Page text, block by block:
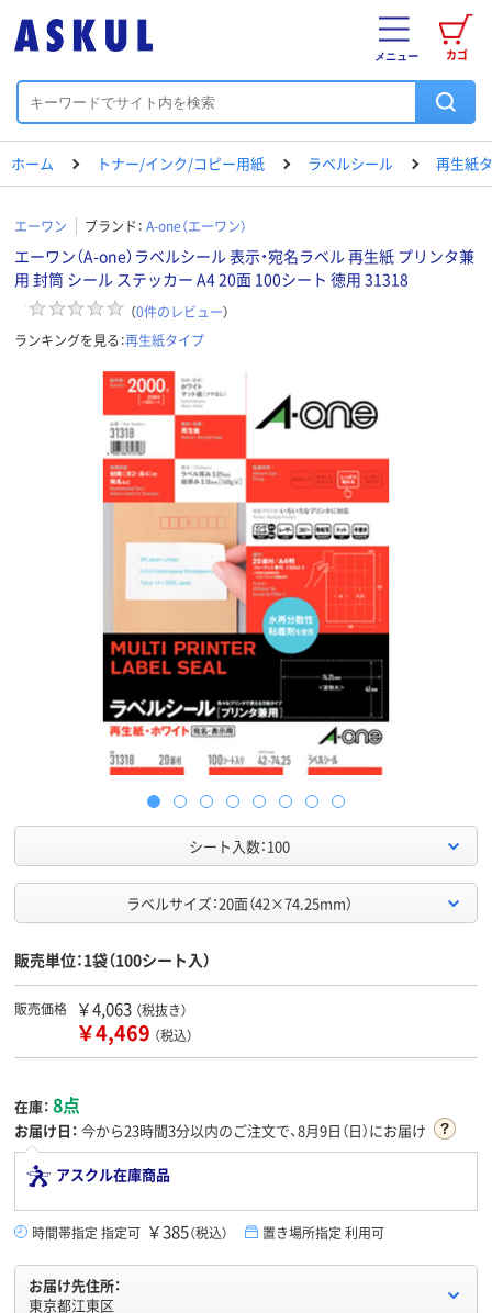
カゴ
メニュー
ホーム トナー/インク/コピー用紙 ラベルシール 再生紙
エーワン ブランド： A-one（エーワン）
エーワン（A-one）ラベルシール 表示・宛名ラベル 再生紙 プリンタ兼
用 封筒 シール ステッカー A4 20面 100シート 徳用 31318
（0件のレビュー）
ランキングを見る：再生紙タイプ
シート入数：100
ラベルサイズ：20面（42×74.25mm）
販売単位：1袋（100シート入）
販売価格 ￥4,063 （税抜き）
￥4,469 （税込）
在庫： 8点
お届け日： 今から23時間3分以内のご注文で、8月9日（日）にお届け
アスクル在庫商品
時間帯指定 指定可 ￥385（税込） 置き場所指定 利用可
お届け先住所：
東京都江東区